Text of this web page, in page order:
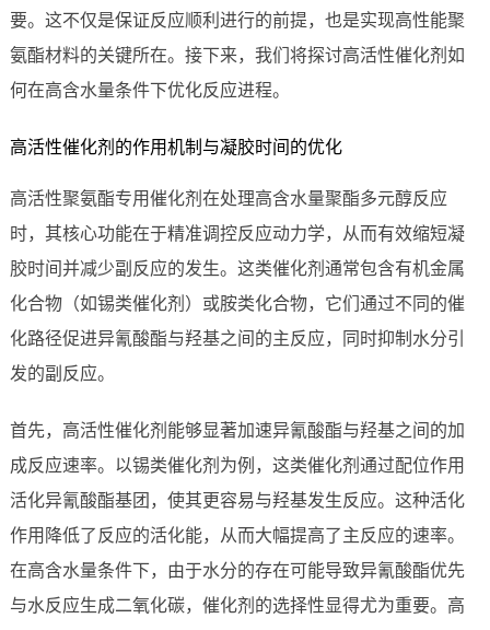
要。这不仅是保证反应顺利进行的前提，也是实现高性能聚
氨酯材料的关键所在。接下来，我们将探讨高活性催化剂如
何在高含水量条件下优化反应进程。
高活性催化剂的作用机制与凝胶时间的优化
高活性聚氨酯专用催化剂在处理高含水量聚酯多元醇反应
时，其核心功能在于精准调控反应动力学，从而有效缩短凝
胶时间并减少副反应的发生。这类催化剂通常包含有机金属
化合物（如锡类催化剂）或胺类化合物，它们通过不同的催
化路径促进异氰酸酯与羟基之间的主反应，同时抑制水分引
发的副反应。
首先，高活性催化剂能够显著加速异氰酸酯与羟基之间的加
成反应速率。以锡类催化剂为例，这类催化剂通过配位作用
活化异氰酸酯基团，使其更容易与羟基发生反应。这种活化
作用降低了反应的活化能，从而大幅提高了主反应的速率。
在高含水量条件下，由于水分的存在可能导致异氰酸酯优先
与水反应生成二氧化碳，催化剂的选择性显得尤为重要。高